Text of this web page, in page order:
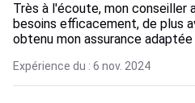
Très à l'écoute, mon conseiller
besoins efficacement, de plus
obtenu mon assurance
Expérience du : 6 nov. 2024